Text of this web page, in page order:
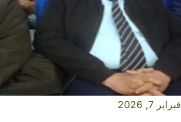
فبراير 7, 2026